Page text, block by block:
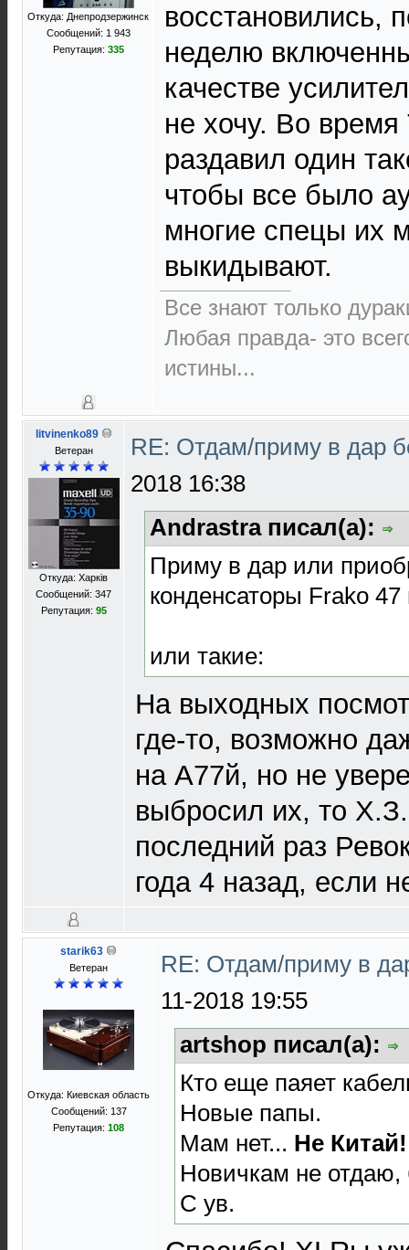
Откуда: Днепродзержинск
Сообщений: 1 943
Репутация: 335
восстановились,
неделю
качестве
не хочу. Во
раздавил один
чтобы все было
многие спецы их
выкидывают.
Все знают только
Любая правда- это
истины...
litvinenko89
Ветеран
Откуда: Харків
Сообщений: 347
Репутация: 95
RE: Отдам/приму в дар
2018 16:38
Andrastra писал(а):
Приму в дар или
конденсаторы Frako
или такие:
На выходных
где-то, возможно
на А77й, но не
выбросил их, то
последний раз
года 4 назад, если
starik63
Ветеран
Откуда: Киевская область
Сообщений: 137
Репутация: 108
RE: Отдам/приму в
11-2018 19:55
artshop писал(а):
Кто еще паяет
Новые папы.
Мам нет... Не
Новичкам не отдаю,
С ув.